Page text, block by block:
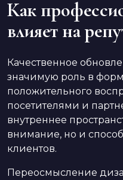
Как
влияет на
Качественное
значимую роль в
положительного
посетителями и
внутреннее
внимание, но и
клиентов.
Переосмысление